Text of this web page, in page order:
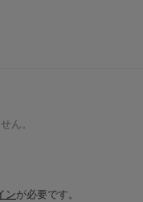
ん。
ンが必要です。